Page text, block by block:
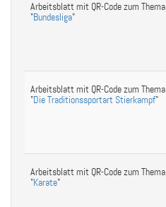
Arbeitsblatt mit QR-Code zum Thema
"Bundesliga"
Arbeitsblatt mit QR-Code zum Thema
"Die Traditionssportart Stierkampf"
Arbeitsblatt mit QR-Code zum Thema
"Karate"